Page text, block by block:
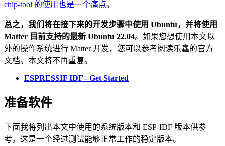
chip-tool 的使用也是一个痛点。
总之，我们将在接下来的开发步骤中使用 Ubuntu，并将使用
Matter 目前支持的最新 Ubuntu 22.04。如果您想使用本文以
外的操作系统进行 Matter 开发，您可以参考阅读乐鑫的官方
文档。本文将不再重复。
ESPRESSIF IDF - Get Started
准备软件
下面我将列出本文中使用的系统版本和 ESP-IDF 版本供参
考。这是一个经过测试能够正常工作的稳定版本。